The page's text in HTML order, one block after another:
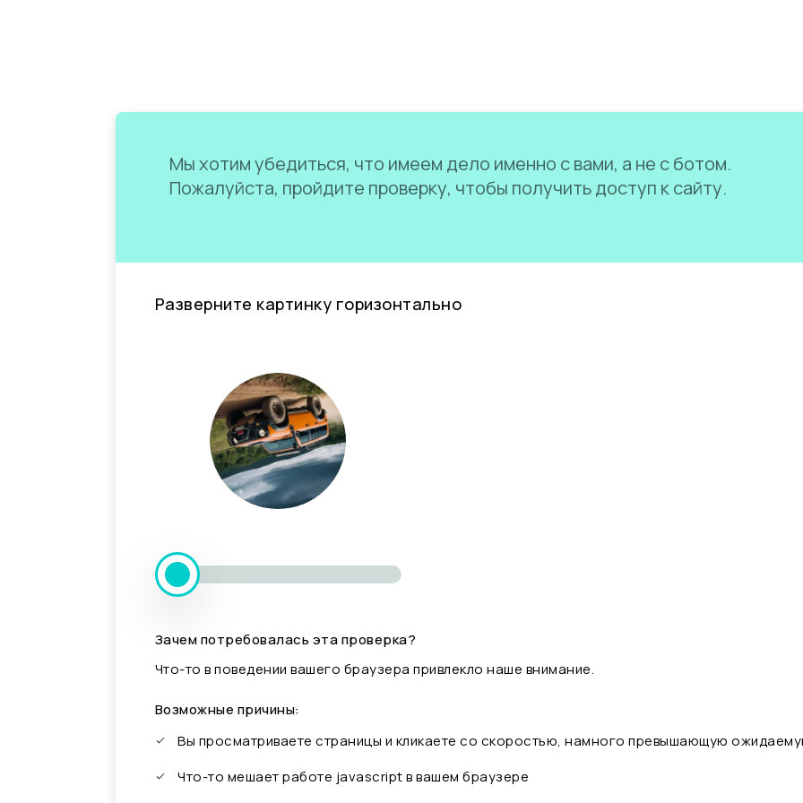
Мы хотим убедиться, что имеем дело именно с вами, а не с ботом.
Пожалуйста, пройдите проверку, чтобы получить доступ к сайту.
Разверните картинку горизонтально
Зачем потребовалась эта проверка?
Что-то в поведении вашего браузера привлекло наше внимание.
Возможные причины:
Вы просматриваете страницы и кликаете со скоростью, намного превышающую
Что-то мешает работе javascript в вашем браузере